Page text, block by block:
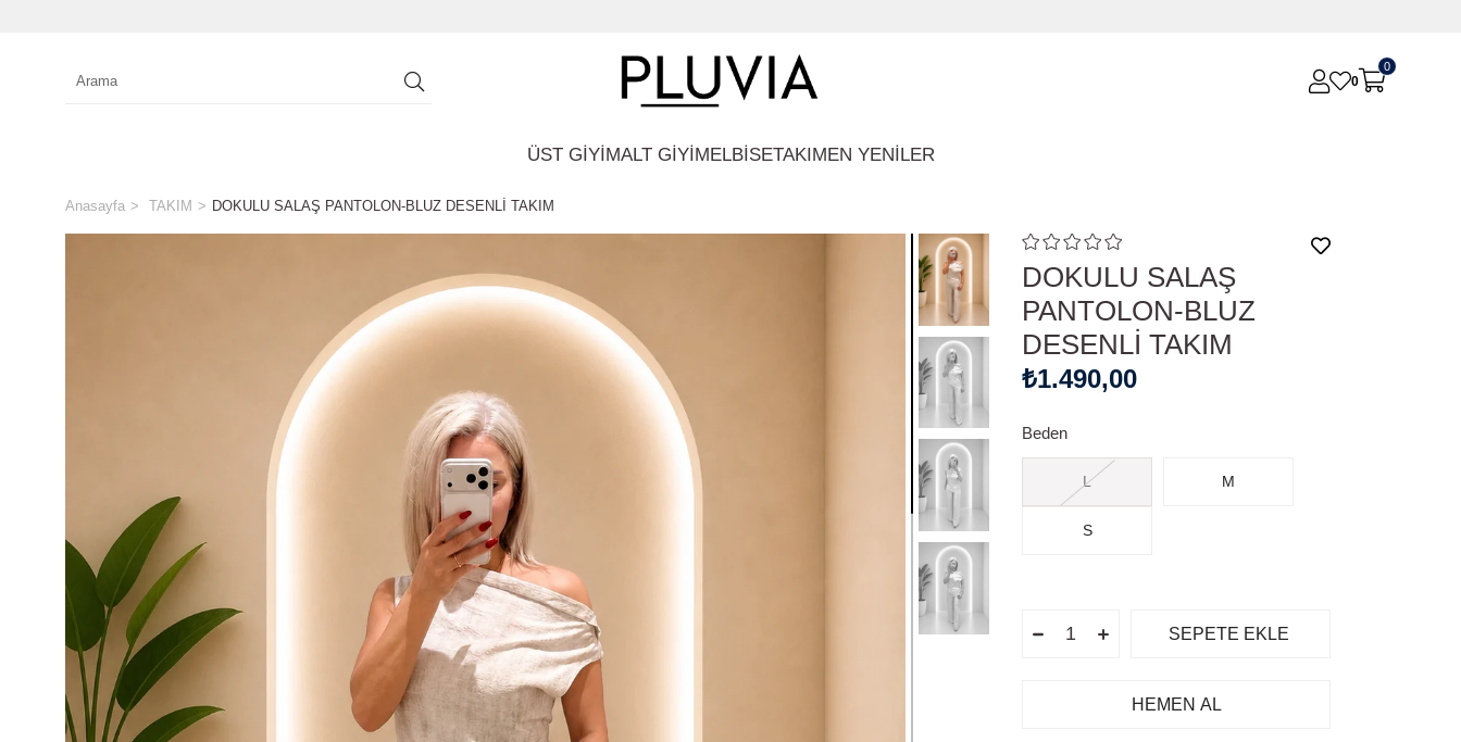
0
0
ÜST GİYİMALT GİYİMELBİSETAKIMEN YENİLER
Anasayfa TAKIM DOKULU SALAŞ PANTOLON-BLUZ DESENLİ TAKIM
DOKULU SALAŞ
PANTOLON-BLUZ
DESENLİ TAKIM
₺1.490,00
Beden
L M
S